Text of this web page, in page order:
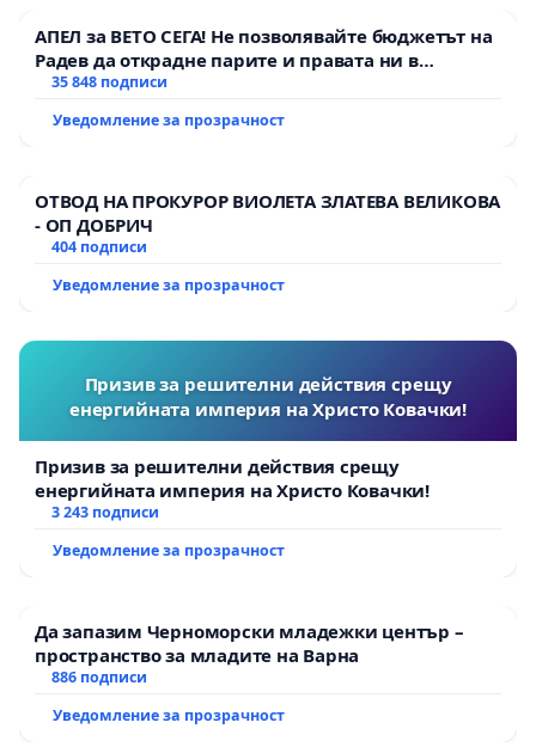
АПЕЛ за ВЕТО СЕГА! Не позволявайте бюджетът на
Радев да открадне парите и правата ни в
тъмното
35 848 подписи
Уведомление за прозрачност
ОТВОД НА ПРОКУРОР ВИОЛЕТА ЗЛАТЕВА ВЕЛИКОВА
- ОП ДОБРИЧ
404 подписи
Уведомление за прозрачност
Призив за решителни действия срещу
енергийната империя на Христо Ковачки!
Призив за решителни действия срещу
енергийната империя на Христо Ковачки!
3 243 подписи
Уведомление за прозрачност
Да запазим Черноморски младежки център –
пространство за младите на Варна
886 подписи
Уведомление за прозрачност